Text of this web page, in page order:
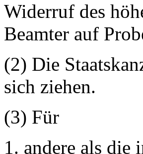
Widerruf des
Beamter auf
(2) Die
sich ziehen.
(3) Für
1. andere als die